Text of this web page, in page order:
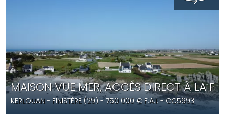
MAISON VUE MER, ACCÈS DIRECT À LA
KERLOUAN- FINISTÈRE (29) -750 000€ F.A.I.- CC5693